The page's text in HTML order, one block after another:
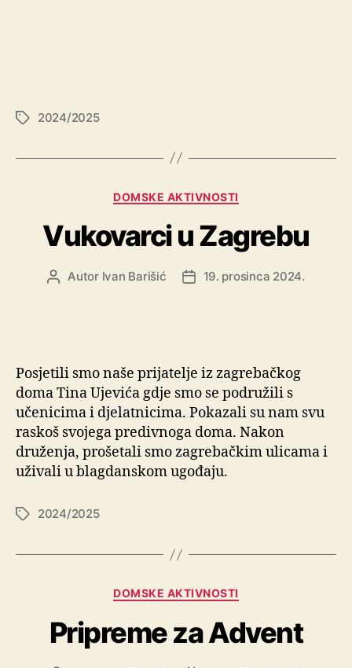
2024/2025
DOMSKE AKTIVNOSTI
Vukovarci u Zagrebu
Autor Ivan Barišić 19. prosinca 2024.
Posjetili smo naše prijatelje iz zagrebačkog
doma Tina Ujevića gdje smo se podružili s
učenicima i djelatnicima. Pokazali su nam svu
raskoš svojega predivnoga doma. Nakon
druženja, prošetali smo zagrebačkim ulicama i
uživali u blagdanskom ugođaju.
2024/2025
DOMSKE AKTIVNOSTI
Pripreme za Advent